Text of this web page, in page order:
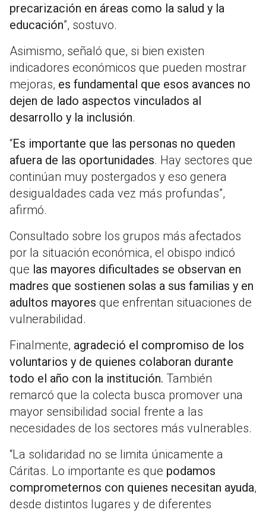
precarización en áreas como la salud y la
educación”, sostuvo.
Asimismo, señaló que, si bien existen
indicadores económicos que pueden mostrar
mejoras, es fundamental que esos avances no
dejen de lado aspectos vinculados al
desarrollo y la inclusión.
“Es importante que las personas no queden
afuera de las oportunidades. Hay sectores que
continúan muy postergados y eso genera
desigualdades cada vez más profundas”,
afirmó.
Consultado sobre los grupos más afectados
por la situación económica, el obispo indicó
que las mayores dificultades se observan en
madres que sostienen solas a sus familias y en
adultos mayores que enfrentan situaciones de
vulnerabilidad.
Finalmente, agradeció el compromiso de los
voluntarios y de quienes colaboran durante
todo el año con la institución. También
remarcó que la colecta busca promover una
mayor sensibilidad social frente a las
necesidades de los sectores más vulnerables.
“La solidaridad no se limita únicamente a
Cáritas. Lo importante es que podamos
comprometernos con quienes necesitan ayuda,
desde distintos lugares y de diferentes